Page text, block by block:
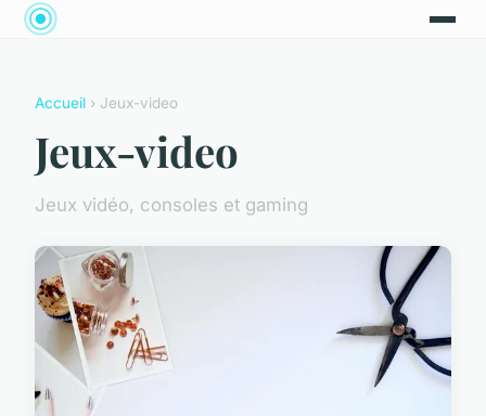
Accueil › Jeux-video
Jeux-video
Jeux vidéo, consoles et gaming